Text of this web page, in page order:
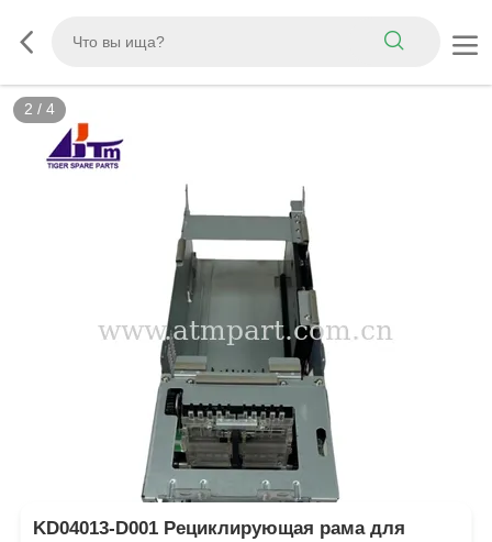
2 / 4
KD04013-D001 Рециклирующая рама для